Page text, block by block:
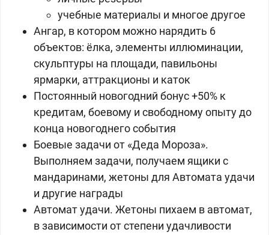
учебные материалы и многое другое
Ангар, в котором можно нарядить 6
объектов: ёлка, элементы иллюминации,
скульптуры на площади, павильоны
ярмарки, аттракционы и каток
Постоянный новогодний бонус +50% к
кредитам, боевому и свободному опыту до
конца новогоднего события
Боевые задачи от «Деда Мороза».
Выполняем задачи, получаем ящики с
мандаринами, жетоны для Автомата удачи
и другие награды
Автомат удачи. Жетоны пихаем в автомат,
в зависимости от степени удачливости